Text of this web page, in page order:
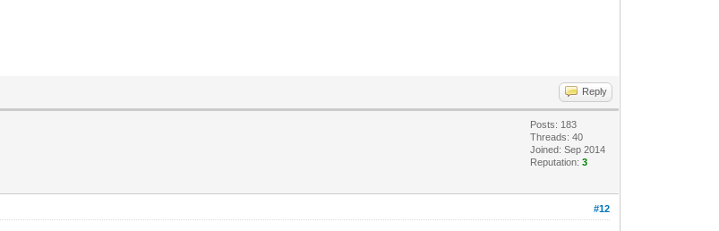
Reply
Posts: 183
Threads: 40
Joined: Sep 2014
Reputation:3
#12